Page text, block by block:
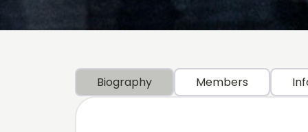
Biography Members